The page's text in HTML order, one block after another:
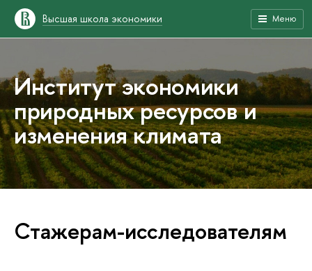
Высшая школа экономики Меню
Институт экономики
природных ресурсов и
изменения климата
Стажерам-исследователям